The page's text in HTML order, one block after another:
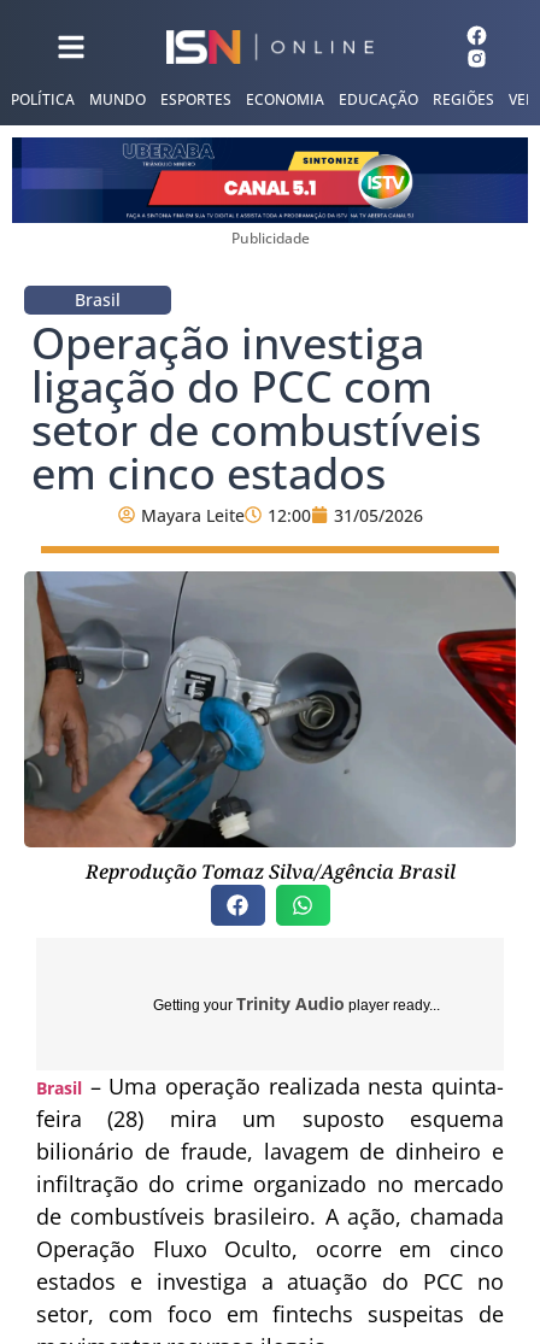
POLÍTICA MUNDO ESPORTES ECONOMIA EDUCAÇÃO REGIÕES
Publicidade
Brasil
Operação investiga
ligação do PCC com
setor de combustíveis
em cinco estados
Mayara Leite 12:00 31/05/2026
Reprodução Tomaz Silva/Agência Brasil
Getting your Trinity Audio player ready...
Brasil – Uma operação realizada nesta quinta-
feira (28) mira um suposto esquema
bilionário de fraude, lavagem de dinheiro e
infiltração do crime organizado no mercado
de combustíveis brasileiro. A ação, chamada
Operação Fluxo Oculto, ocorre em cinco
estados e investiga a atuação do PCC no
setor, com foco em fintechs suspeitas de